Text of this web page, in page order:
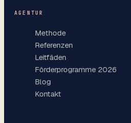
AGENTUR
Methode
Referenzen
Leitfäden
Förderprogramme 2026
Blog
Kontakt